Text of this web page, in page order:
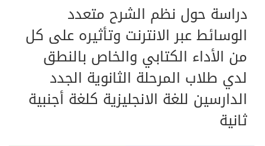
دراسة حول نظم الشرح متعدد
الوسائط عبر الانترنت وتأثيره على كل
من الأداء الكتابي والخاص بالنطق
لدي طلاب المرحلة الثانوية الجدد
الدارسين للغة الانجليزية كلغة أجنبية
ثانية